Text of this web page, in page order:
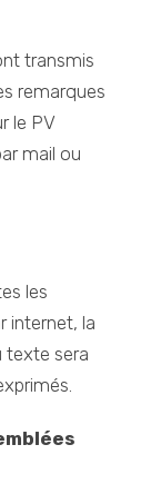
transmis
remarques
le PV
mail ou
les
internet, la
texte sera